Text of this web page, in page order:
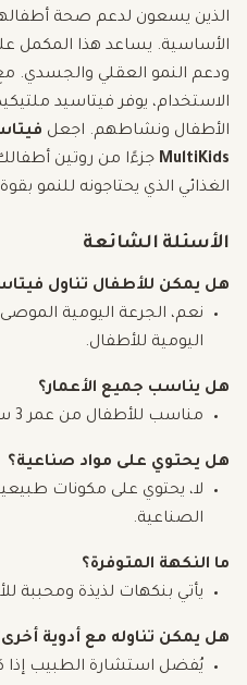
الذين يسعون لدعم صحة
الأساسية. يساعد هذا المكمل على
ودعم النمو العقلي والجسدي.
الاستخدام، يوفر فيتاسيد
الأطفال ونشاطهم. اجعل
MultiKids جزءًا من روتين
الغذائي الذي يحتاجونه للنمو
الأسئلة الشائعة
هل يمكن للأطفال تناول
نعم، الجرعة اليومية
اليومية للأطفال.
هل يناسب جميع الأعمار؟
مناسب للأطفال من عمر 3 سنوات وما فوق.
هل يحتوي على مواد صناعية؟
لا، يحتوي على مكونات
الصناعية.
ما النكهة المتوفرة؟
يأتي بنكهات لذيذة ومحببة
هل يمكن تناوله مع أدوية
يُفضل استشارة الطبيب إذا